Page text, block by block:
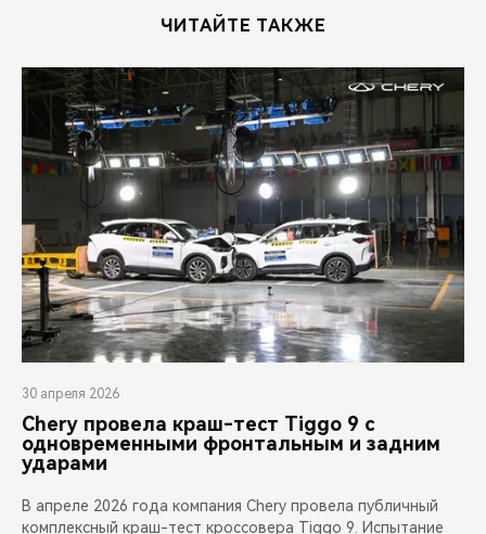
ЧИТАЙТЕ ТАКЖЕ
30 апреля 2026
Chery провела краш-тест Tiggo 9 с
одновременными фронтальным и задним
ударами
В апреле 2026 года компания Chery провела публичный
комплексный краш-тест кроссовера Tiggo 9. Испытание